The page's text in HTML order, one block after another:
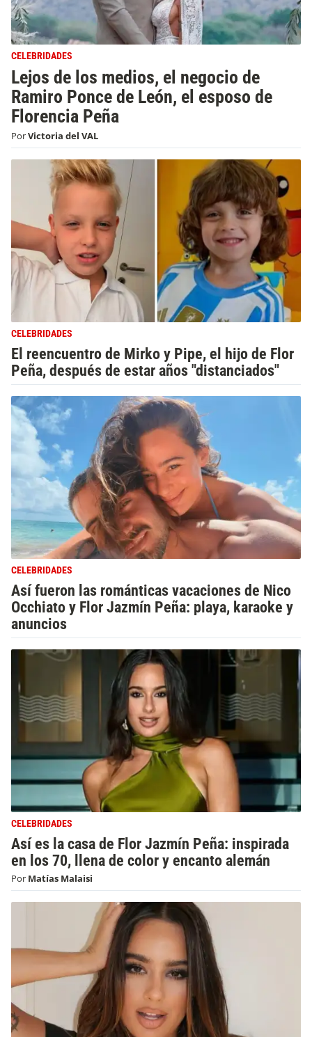
CELEBRIDADES
Lejos de los medios, el negocio de
Ramiro Ponce de León, el esposo de
Florencia Peña
PorVictoria del VAL
CELEBRIDADES
El reencuentro de Mirko y Pipe, el hijo de Flor
Peña, después de estar años "distanciados"
CELEBRIDADES
Así fueron las románticas vacaciones de Nico
Occhiato y Flor Jazmín Peña: playa, karaoke y
anuncios
CELEBRIDADES
Así es la casa de Flor Jazmín Peña: inspirada
en los 70, llena de color y encanto alemán
Por Matías Malaisi